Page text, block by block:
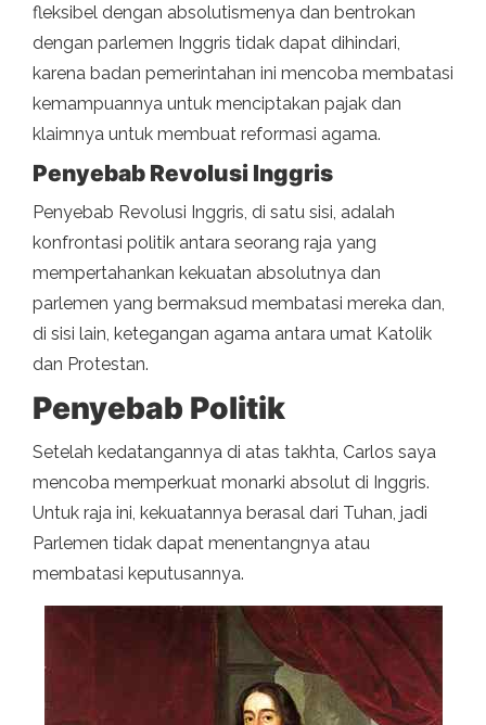
fleksibel dengan absolutismenya dan bentrokan
dengan parlemen Inggris tidak dapat dihindari,
karena badan pemerintahan ini mencoba membatasi
kemampuannya untuk menciptakan pajak dan
klaimnya untuk membuat reformasi agama.
Penyebab Revolusi Inggris
Penyebab Revolusi Inggris, di satu sisi, adalah
konfrontasi politik antara seorang raja yang
mempertahankan kekuatan absolutnya dan
parlemen yang bermaksud membatasi mereka dan,
di sisi lain, ketegangan agama antara umat Katolik
dan Protestan.
Penyebab Politik
Setelah kedatangannya di atas takhta, Carlos saya
mencoba memperkuat monarki absolut di Inggris.
Untuk raja ini, kekuatannya berasal dari Tuhan, jadi
Parlemen tidak dapat menentangnya atau
membatasi keputusannya.